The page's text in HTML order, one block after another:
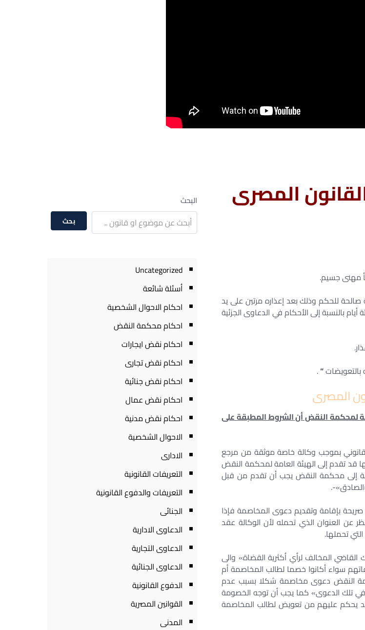
المصرى
للحكم وذلك بعد إعذاره مرتين على يد
بالنسبة إلى الأحكام في الدعاوى الجزئية
“
.
المصرى
لمحكمة النقض أن الشروط المطبقة على
بموجب وكالة خاصة موثقة من مرجع
تقدم إلى الهيئة العامة لمحكمة النقض
إلى محكمة النقض يجب أن تقدم من قبل
.
صريحة بإقامة وتقديم دعوى المخاصمة فإذا
عن العنوان الذي تحمله لأن الوكالة عقد
المخالف لرأي أكثرية القضاة» والى
سواء أكانوا خصما لطالب المخاصمة أم
النقض دعوى مخاصمة شكلا بسبب عدم
تلك الدعوى» كما يجب أن توجه الخصومة
قد يحكم عليهم من تعويض لطالب المخاصمة
البحث
بحث
Uncategorized
أسئلة شائعة
احكام الاحوال الشخصية
احكام محكمة النقض
احكام نقض ايجارات
احكام نقض تجارى
احكام نقض جنائية
احكام نقض عمال
احكام نقض مدنية
الاحوال الشخصية
الادارى
التعريفات القانونية
التعريفات والدفوع القانونية
الجنائى
الدعاوى الادارية
الدعاوى التجارية
الدعاوى الجنائية
الدفوع القانونية
القوانين المصرية
المدنى